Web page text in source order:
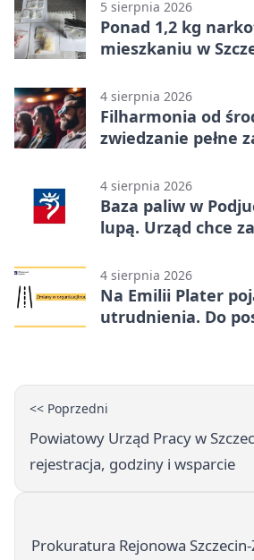
5 sierpnia 2026
Ponad 1,2 kg
mieszkaniu w
4 sierpnia 2026
Filharmonia od
zwiedzanie pełne
4 sierpnia 2026
Baza paliw w
lupą. Urząd chce
4 sierpnia 2026
Na Emilii Plater
utrudnienia. Do
<< Poprzedni
Powiatowy Urząd Pracy w
rejestracja, godziny i wsparcie
Prokuratura Rejonowa